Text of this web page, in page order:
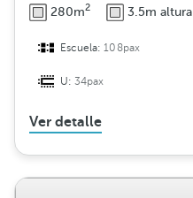
280m2 3.5m altura
Escuela:108pax
U:34pax
Ver detalle